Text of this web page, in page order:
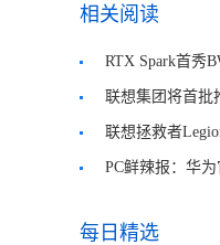
相关阅读
RTX Spark首秀
道 联想集团将首批
联想拯救者
PC鲜辣报：华
每日精选